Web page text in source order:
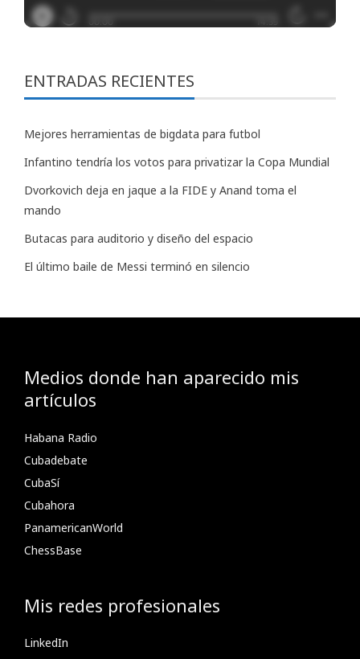
ENTRADAS RECIENTES
Mejores herramientas de bigdata para futbol
Infantino tendría los votos para privatizar la Copa Mundial
Dvorkovich deja en jaque a la FIDE y Anand toma el
mando
Butacas para auditorio y diseño del espacio
El último baile de Messi terminó en silencio
Medios donde han aparecido mis
artículos
Habana Radio
Cubadebate
CubaSí
Cubahora
PanamericanWorld
ChessBase
Mis redes profesionales
LinkedIn